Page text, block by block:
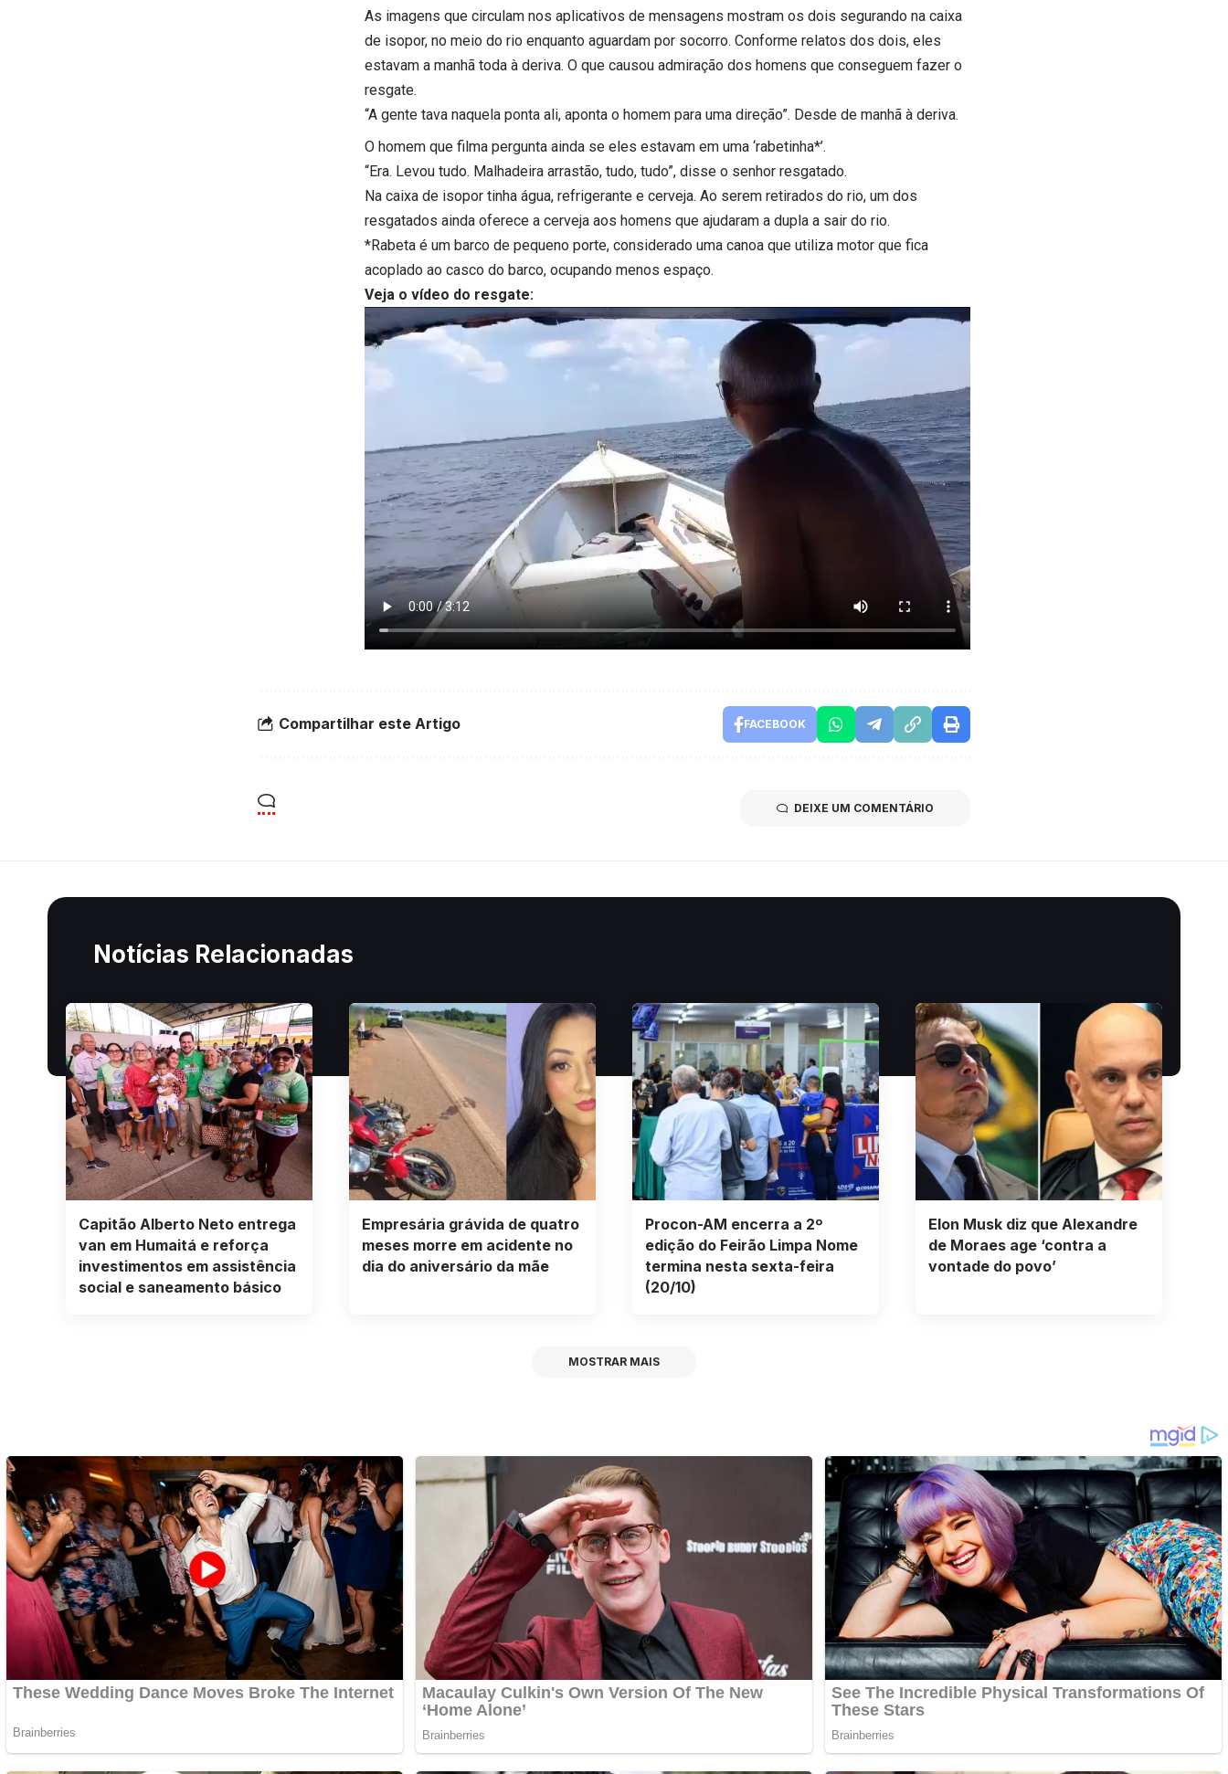
As imagens que circulam nos aplicativos de mensagens mostram os dois segurando na caixa
de isopor, no meio do rio enquanto aguardam por socorro. Conforme relatos dos dois, eles
estavam a manhã toda à deriva. O que causou admiração dos homens que conseguem fazer o
resgate.
“A gente tava naquela ponta ali, aponta o homem para uma direção”. Desde de manhã à deriva.
O homem que filma pergunta ainda se eles estavam em uma ‘rabetinha*’.
“Era. Levou tudo. Malhadeira arrastão, tudo, tudo”, disse o senhor resgatado.
Na caixa de isopor tinha água, refrigerante e cerveja. Ao serem retirados do rio, um dos
resgatados ainda oferece a cerveja aos homens que ajudaram a dupla a sair do rio.
*Rabeta é um barco de pequeno porte, considerado uma canoa que utiliza motor que fica
acoplado ao casco do barco, ocupando menos espaço.
Veja o vídeo do resgate:
Compartilhar este Artigo FACEBOOK
DEIXE UM COMENTÁRIO
Notícias Relacionadas
Capitão Alberto Neto entrega
van em Humaitá e reforça
investimentos em assistência
social e saneamento básico
Empresária grávida de quatro
meses morre em acidente no
dia do aniversário da mãe
Procon-AM encerra a 2º
edição do Feirão Limpa Nome
termina nesta sexta-feira
(20/10)
Elon Musk diz que Alexandre
de Moraes age ‘contra a
vontade do povo’
MOSTRAR MAIS